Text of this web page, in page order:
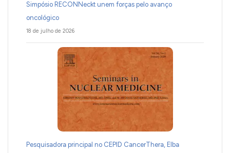
Simpósio RECONNeckt unem forças pelo avanço
oncológico
18 de julho de 2026
Pesquisadora principal no CEPID CancerThera, Elba